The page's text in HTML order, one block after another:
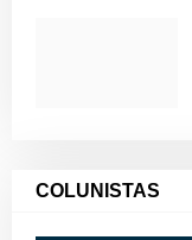
COLUNISTAS